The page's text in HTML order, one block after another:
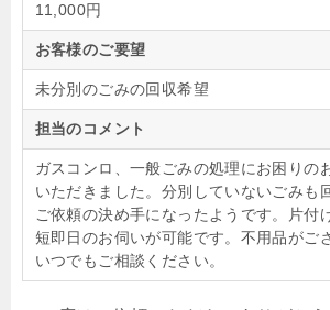
11,000円
お客様のご要望
未分別のごみの回収希望
担当のコメント
ガスコンロ、一般ごみの処理にお困りの
いただきました。分別していないごみも
ご依頼の決め手になったようです。片付
短即日のお伺いが可能です。不用品がご
いつでもご相談ください。